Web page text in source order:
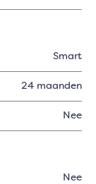
Smart
24 maanden
Nee
Nee